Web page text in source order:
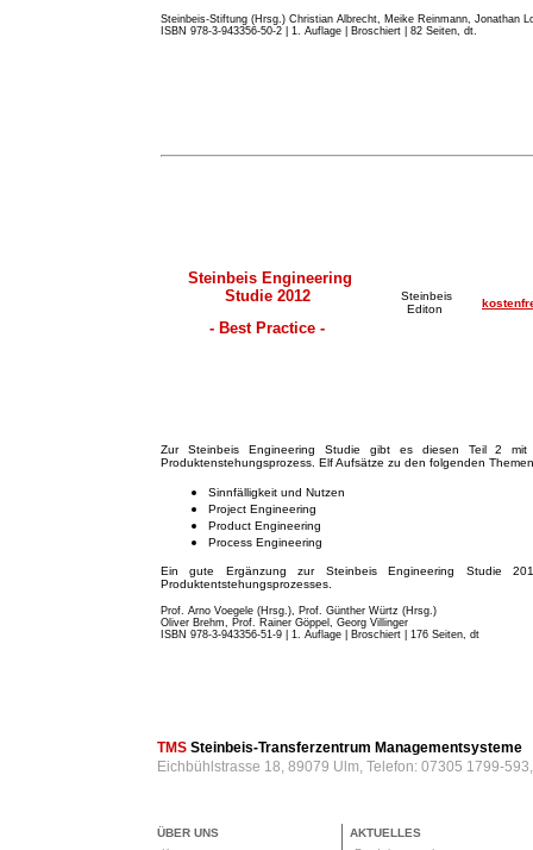
Steinbeis-Stiftung (Hrsg.) Christian Albrecht, Meike Reinmann, Jonathan
ISBN 978-3-943356-50-2 | 1. Auflage | Broschiert | 82 Seiten, dt.
Steinbeis Engineering
Studie 2012
- Best Practice -
Steinbeis
Editon
Zur Steinbeis Engineering Studie gibt es diesen Teil 2 mit
Produktenstehungsprozess. Elf Aufsätze zu den folgenden
Sinnfälligkeit und Nutzen
Project Engineering
Product Engineering
Process Engineering
Ein gute Ergänzung zur Steinbeis Engineering Studie
Produktentstehungsprozesses.
Prof. Arno Voegele (Hrsg.), Prof. Günther Würtz (Hrsg.)
Oliver Brehm, Prof. Rainer Göppel, Georg Villinger
ISBN 978-3-943356-51-9 | 1. Auflage | Broschiert
| 176 Seiten, dt
TMS Steinbeis-Transferzentrum Managementsysteme
Eichbühlstrasse 18, 89079 Ulm, Telefon: 07305 1799-
ÜBER UNS
AKTUELLES